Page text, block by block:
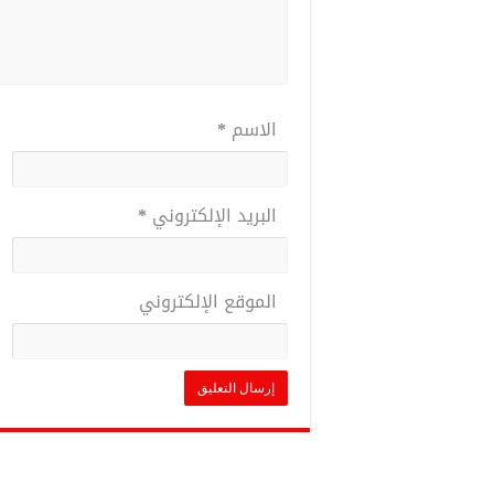
الاسم *
البريد الإلكتروني *
الموقع الإلكتروني